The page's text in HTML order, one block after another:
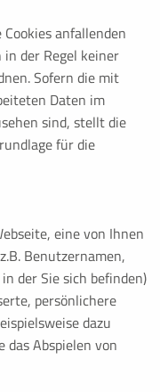
anfallenden
der Regel keiner
Sofern die mit
Daten im
sind, stellt die
für die
eine von Ihnen
Benutzernamen,
der Sie sich befinden)
persönlichere
dazu
Abspielen von
geschlossen wird
anonym.
unsere Website